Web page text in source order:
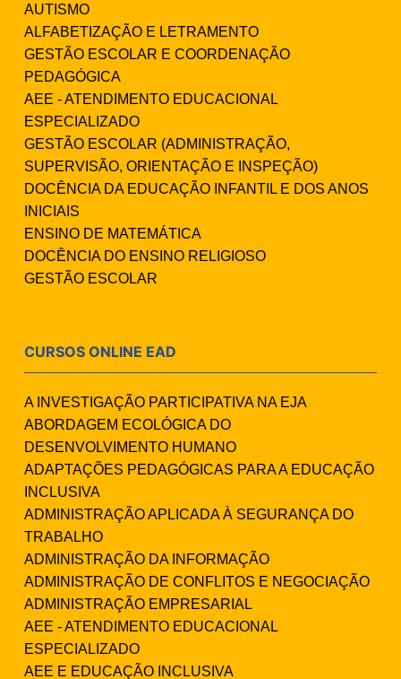
AUTISMO
ALFABETIZAÇÃO E LETRAMENTO
GESTÃO ESCOLAR E COORDENAÇÃO
PEDAGÓGICA
AEE - ATENDIMENTO EDUCACIONAL
ESPECIALIZADO
GESTÃO ESCOLAR (ADMINISTRAÇÃO,
SUPERVISÃO, ORIENTAÇÃO E INSPEÇÃO)
DOCÊNCIA DA EDUCAÇÃO INFANTIL E DOS ANOS
INICIAIS
ENSINO DE MATEMÁTICA
DOCÊNCIA DO ENSINO RELIGIOSO
GESTÃO ESCOLAR
CURSOS ONLINE EAD
A INVESTIGAÇÃO PARTICIPATIVA NA EJA
ABORDAGEM ECOLÓGICA DO
DESENVOLVIMENTO HUMANO
ADAPTAÇÕES PEDAGÓGICAS PARA A EDUCAÇÃO
INCLUSIVA
ADMINISTRAÇÃO APLICADA À SEGURANÇA DO
TRABALHO
ADMINISTRAÇÃO DA INFORMAÇÃO
ADMINISTRAÇÃO DE CONFLITOS E NEGOCIAÇÃO
ADMINISTRAÇÃO EMPRESARIAL
AEE - ATENDIMENTO EDUCACIONAL
ESPECIALIZADO
AEE E EDUCAÇÃO INCLUSIVA